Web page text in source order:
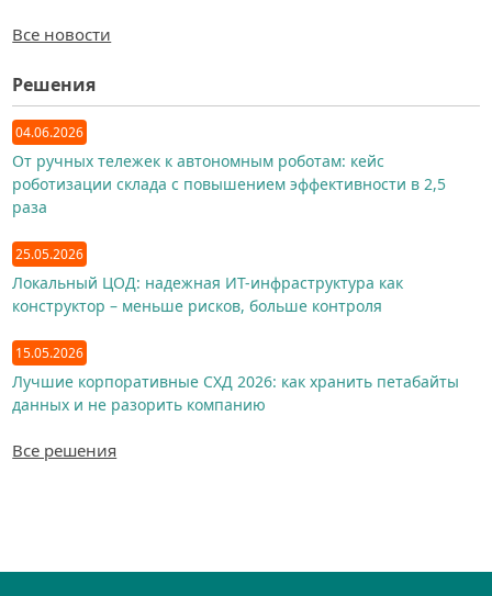
Все новости
Решения
04.06.2026
От ручных тележек к автономным роботам: кейс
роботизации склада с повышением эффективности в 2,5
раза
25.05.2026
Локальный ЦОД: надежная ИТ-инфраструктура как
конструктор – меньше рисков, больше контроля
15.05.2026
Лучшие корпоративные СХД 2026: как хранить петабайты
данных и не разорить компанию
Все решения